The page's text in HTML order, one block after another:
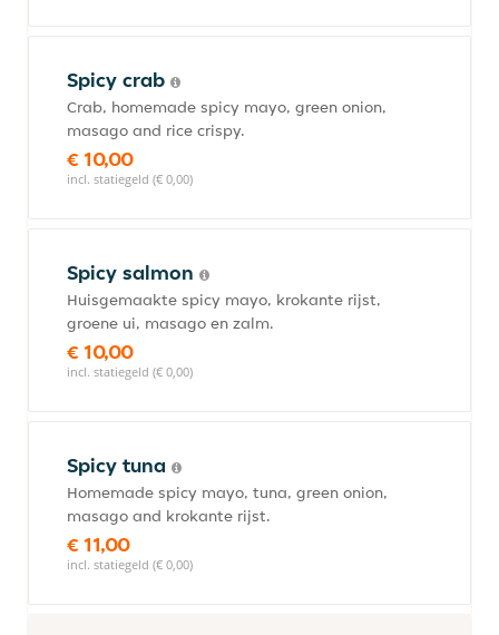
Spicy crab
Crab, homemade spicy mayo, green onion,
masago and rice crispy.
€ 10,00
incl. statiegeld (€ 0,00)
Spicy salmon
Huisgemaakte spicy mayo, krokante rijst,
groene ui, masago en zalm.
€ 10,00
incl. statiegeld (€ 0,00)
Spicy tuna
Homemade spicy mayo, tuna, green onion,
masago and krokante rijst.
€ 11,00
incl. statiegeld (€ 0,00)